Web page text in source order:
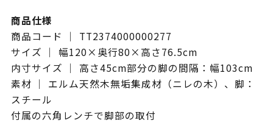
商品仕様
商品コード ｜ TT2374000000277
サイズ ｜ 幅120×奥行80×高さ76.5cm
内寸サイズ ｜ 高さ45cm部分の脚の間隔：幅103cm
素材 ｜ エルム天然木無垢集成材（ニレの木）、脚：
スチール
付属の六角レンチで脚部の取付